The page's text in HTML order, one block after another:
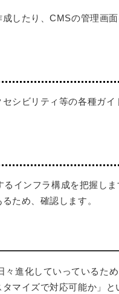
したり、CMSの管理画
シビリティ等の各種ガ
インフラ構成を把握し
ため、確認します。
進化していっているた
マイズで対応可能か」